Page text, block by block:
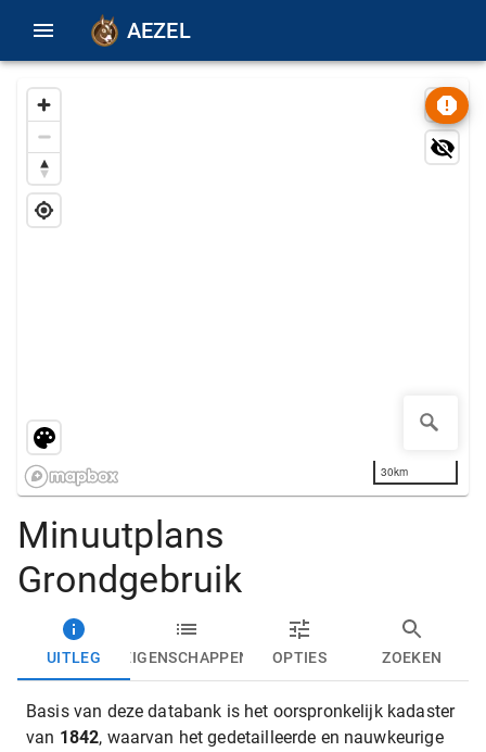
AEZEL
30km
Minuutplans
Grondgebruik
UITLEG EIGENSCHAPPEN OPTIES ZOEKEN
Basis van deze databank is het oorspronkelijk kadaster
van 1842, waarvan het gedetailleerde en nauwkeurige